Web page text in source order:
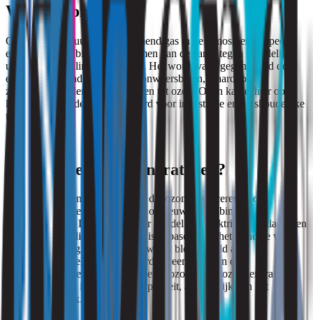
Wat is ozon?
Ozon is een natuurlijk voorkomend gas in de atmosfeer en speelt
een cruciale rol bij het beschermen van de aarde tegen schadelijke
ultraviolette straling van de zon. Het wordt vaak gegenereerd door
elektrische ontladingen tijdens onweersbuien, waardoor
zuurstofmoleculen zich verbinden tot ozon. Ozon kan echter ook
kunstmatig worden geproduceerd voor industriële en huishoudelijke
toepassingen.
Hoe werken ozongeneratoren?
Ozongeneratoren zijn apparaten die ozon produceren door
zuurstofmoleculen te splitsen en opnieuw te combineren in
ozonmoleculen. Dit gebeurt door middel van elektrische ontladingen
of corona-ontlading. Het proces is gebaseerd op het principe van
corona-ontlading, waarbij lucht wordt blootgesteld aan
hoogspannings-elektroden, waardoor een deel van de
zuurstofmoleculen wordt omgezet in ozon. Deze ozongeneratoren
kunnen variëren in grootte en capaciteit, afhankelijk van het
beoogde gebruik.